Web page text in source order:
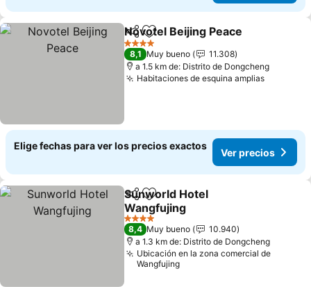
CompartirAgregar a favoritos
Novotel Beijing Peace
4 Estrellas
8,1 Muy bueno
11.308
a 1.5 km de: Distrito de Dongcheng
Habitaciones de esquina ampliasVer
Elige fechas para ver los precios exactos
Ver precios
CompartirAgregar a favoritos
Sunworld Hotel
Wangfujing
Ver precios
4 Estrellas
8,4 Muy bueno
10.940
a 1.3 km de: Distrito de Dongcheng
Ubicación en la zona comercial de
Wangfujing